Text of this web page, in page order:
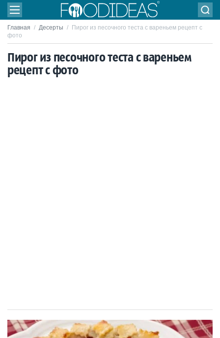
Главная / Десерты /
Пирог из песочного теста с вареньем рецепт с
фото
Пирог из песочного теста с вареньем
рецепт с фото